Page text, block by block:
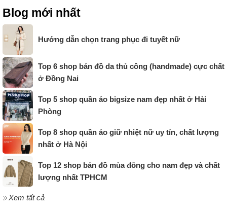
Blog mới nhất
Hướng dẫn chọn trang phục đi tuyết nữ
Top 6 shop bán đồ da thủ công (handmade) cực chất
ở Đồng Nai
Top 5 shop quần áo bigsize nam đẹp nhất ở Hải
Phòng
Top 8 shop quần áo giữ nhiệt nữ uy tín, chất lượng
nhất ở Hà Nội
Top 12 shop bán đồ mùa đông cho nam đẹp và chất
lượng nhất TPHCM
Xem tất cả